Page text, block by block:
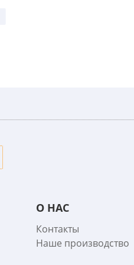
О НАС
Контакты
Наше производство